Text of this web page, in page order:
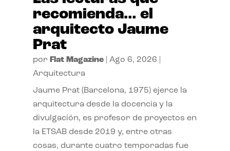
recomienda… el
arquitecto Jaume
Prat
por Flat Magazine| Ago 6, 2026
Arquitectura
Jaume Prat (Barcelona, 1975) ejerce la
arquitectura desde la docencia y la
divulgación, es profesor de proyectos en
la ETSAB desde 2019 y, entre otras
cosas, durante cuatro temporadas fue